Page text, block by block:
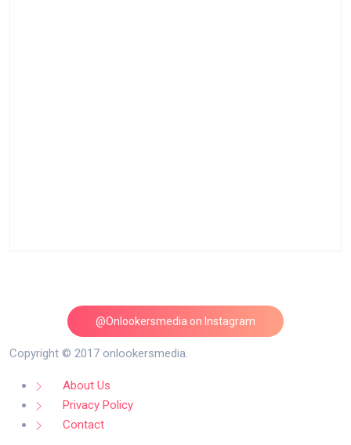
@Onlookersmedia on Instagram
Follow on Instagram
Copyright © 2017 onlookersmedia.
About Us
Privacy Policy
Contact